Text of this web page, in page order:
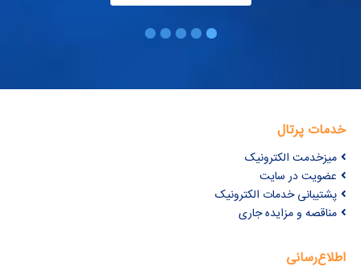
خدمات پرتال
میزخدمت الکترونیک
عضویت در سایت
پشتیبانی خدمات الکترونیک
مناقصه و مزایده جاری
اطلاع‌رسانی